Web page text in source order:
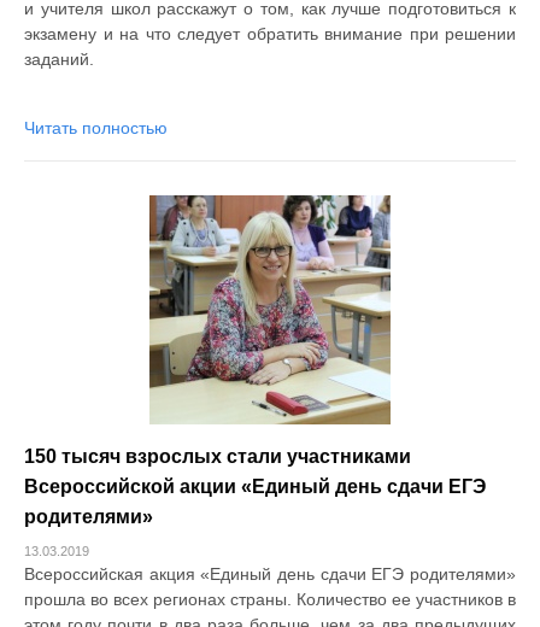
и учителя школ расскажут о том, как лучше подготовиться к
экзамену и на что следует обратить внимание при решении
заданий.
Читать полностью
150 тысяч взрослых стали участниками
Всероссийской акции «Единый день сдачи ЕГЭ
родителями»
13.03.2019
Всероссийская акция «Единый день сдачи ЕГЭ родителями»
прошла во всех регионах страны. Количество ее участников в